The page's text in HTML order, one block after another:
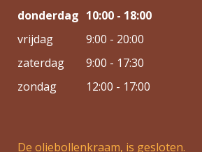
donderdag 10:00 - 18:00
vrijdag
9:00 - 20:00
zaterdag
9:00 - 17:30
zondag
12:00 - 17:00
De oliebollenkraam, is gesloten.